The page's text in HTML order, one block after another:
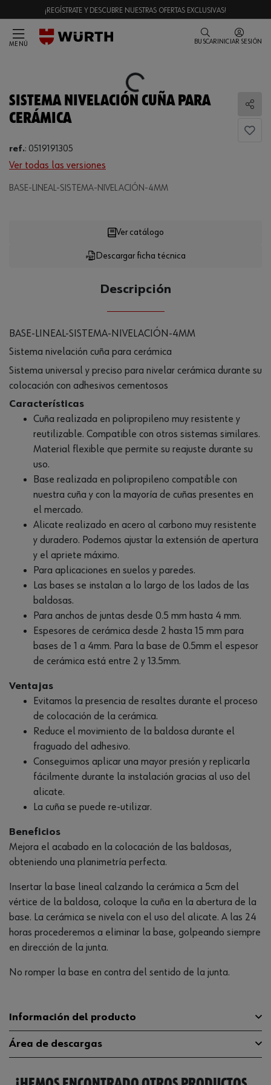
¡REGÍSTRATE Y DESCUBRE NUESTRAS OFERTAS EXCLUSIVAS!
MENÚ BUSCAR INICIAR SESIÓN
Loading...
SISTEMA NIVELACIÓN CUÑA PARA
CERÁMICA
ref.: 0519191305
Ver todas las versiones
BASE-LINEAL-SISTEMA-NIVELACIÓN-4MM
Loading...
Descargar ficha técnica
Ver catálogo
Descripción
BASE-LINEAL-SISTEMA-NIVELACIÓN-4MM
Sistema nivelación cuña para cerámica
Sistema universal y preciso para nivelar cerámica durante su
colocación con adhesivos cementosos
Características
Cuña realizada en polipropileno muy resistente y
reutilizable. Compatible con otros sistemas similares.
Material flexible que permite su reajuste durante su
uso.
Base realizada en polipropileno compatible con
nuestra cuña y con la mayoría de cuñas presentes en
el mercado.
Alicate realizado en acero al carbono muy resistente
y duradero. Podemos ajustar la extensión de apertura
y el apriete máximo.
Para aplicaciones en suelos y paredes.
Las bases se instalan a lo largo de los lados de las
baldosas.
Para anchos de juntas desde 0.5 mm hasta 4 mm.
Espesores de cerámica desde 2 hasta 15 mm para
bases de 1 a 4mm. Para la base de 0.5mm el espesor
de cerámica está entre 2 y 13.5mm.
Ventajas
Evitamos la presencia de resaltes durante el proceso
de colocación de la cerámica.
Reduce el movimiento de la baldosa durante el
fraguado del adhesivo.
Conseguimos aplicar una mayor presión y replicarla
fácilmente durante la instalación gracias al uso del
alicate.
La cuña se puede re-utilizar.
Beneficios
Mejora el acabado en la colocación de las baldosas,
obteniendo una planimetría perfecta.
Insertar la base lineal calzando la cerámica a 5cm del
vértice de la baldosa, coloque la cuña en la abertura de la
base. La cerámica se nivela con el uso del alicate. A las 24
horas procederemos a eliminar la base, golpeando siempre
en dirección de la junta.
No romper la base en contra del sentido de la junta.
Información del producto
Material 100 % de polipropileno
Anchura 34 mm
Área de descargas
Catálogo General 0519191305